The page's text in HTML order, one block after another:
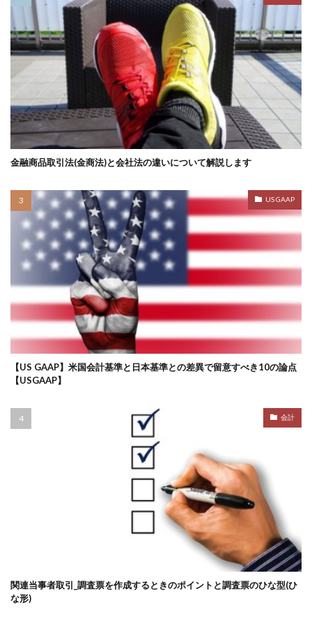
金融商品取引法(金商法)と会社法の違いについて解説します
US GAAP
【US GAAP】米国会計基準と日本基準との差異で留意すべき10の論点
【USGAAP】
会計
関連当事者取引_調査票を作成するときのポイントと調査票のひな型(ひ
な形)